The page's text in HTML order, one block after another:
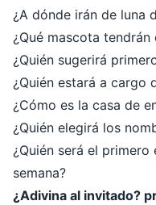
¿A dónde irán de luna
¿Qué mascota tendrán
¿Quién sugerirá
¿Quién estará a cargo
¿Cómo es la casa de
¿Quién elegirá los
¿Quién será el
semana?
¿Adivina al invitado?